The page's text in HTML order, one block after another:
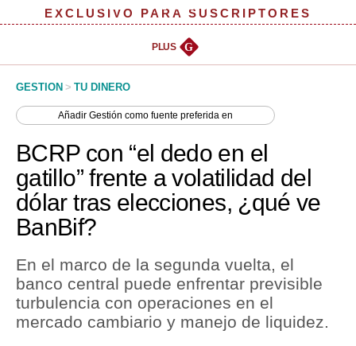
Management & Empleo
Perú
Política
Tu Dinero
Finanzas Personales
Inmobiliarias
Plus G
EXCLUSIVO PARA SUSCRIPTORES
PLUS G
GESTION > TU DINERO
AñadirGestión como fuente preferida en
BCRP con “el dedo en el
gatillo” frente a volatilidad del
dólar tras elecciones, ¿qué ve
BanBif?
En el marco de la segunda vuelta, el
banco central puede enfrentar previsible
turbulencia con operaciones en el
mercado cambiario y manejo de liquidez.